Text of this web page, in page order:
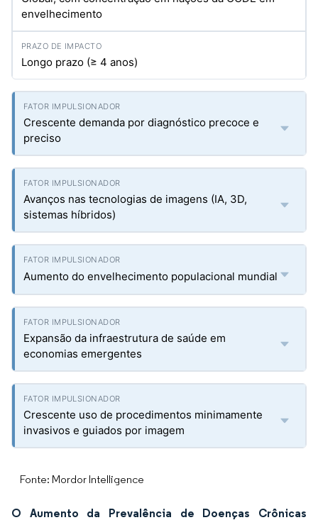
envelhecimento
Longo prazo (≥ 4 anos)
Crescente demanda por diagnóstico precoce e
preciso
Avanços nas tecnologias de imagens (IA, 3D,
sistemas híbridos)
Aumento do envelhecimento populacional mundial
Expansão da infraestrutura de saúde em
economias emergentes
Crescente uso de procedimentos minimamente
invasivos e guiados por imagem
Fonte: Mordor Intelligence
O Aumento da Prevalência de Doenças Crônicas